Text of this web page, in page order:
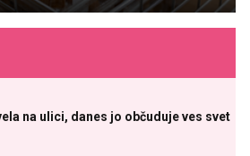
na ulici, danes jo občuduje ves svet